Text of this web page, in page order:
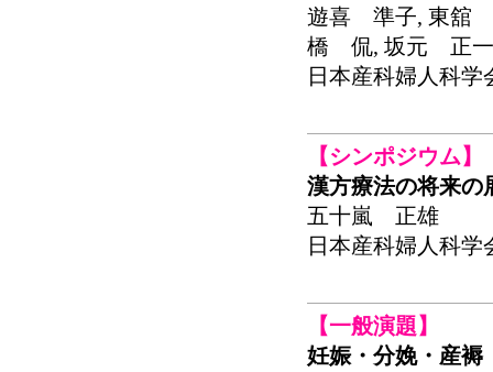
遊喜 準子, 東舘
橋 侃, 坂元 正
日本産科婦人科学
【シンポジウム】
漢方療法の将来の
五十嵐 正雄
日本産科婦人科学
【一般演題】
妊娠・分娩・産褥